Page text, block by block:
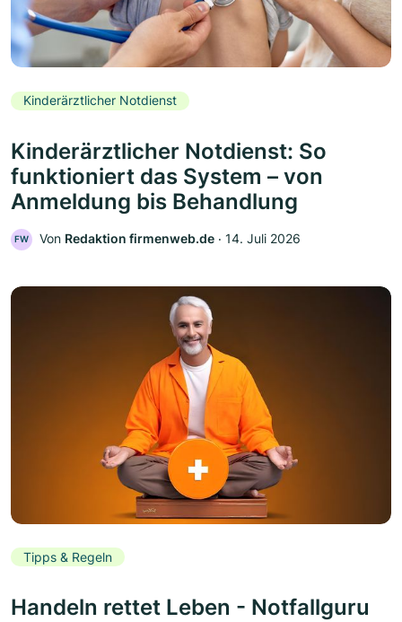
Kinderärztlicher Notdienst
Kinderärztlicher Notdienst: So
funktioniert das System – von
Anmeldung bis Behandlung
FW Von Redaktion firmenweb.de ‧ 14. Juli 2026
Tipps & Regeln
Handeln rettet Leben - Notfallguru